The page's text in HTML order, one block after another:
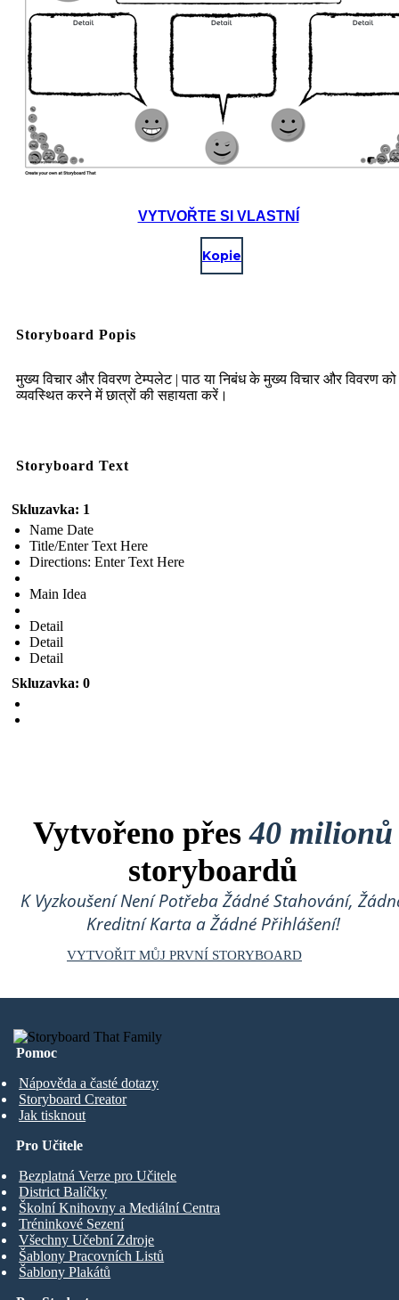
VYTVOŘTE SI VLASTNÍ
Kopie
Storyboard Popis
मुख्य विचार और विवरण टेम्पलेट | पाठ या निबंध के मुख्य विचार और विवरण को
व्यवस्थित करने में छात्रों की सहायता करें।
Storyboard Text
Skluzavka: 1
Name Date
Title/Enter Text Here
Directions: Enter Text Here
Main Idea
Detail
Detail
Detail
Skluzavka: 0
Vytvořeno přes40 milionů
storyboardů
K Vyzkoušení Není Potřeba Žádné Stahování,
Kreditní Karta a Žádné Přihlášení!
VYTVOŘIT MŮJ PRVNÍ STORYBOARD
Pomoc
Nápověda a časté dotazy
Storyboard Creator
Jak tisknout
Pro Učitele
Bezplatná Verze pro Učitele
District Balíčky
Školní Knihovny a Mediální Centra
Tréninkové Sezení
Všechny Učební Zdroje
Šablony Pracovních Listů
Šablony Plakátů